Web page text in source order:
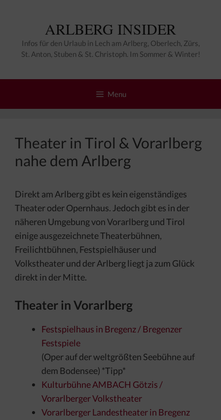
ARLBERG INSIDER
Infos für den Urlaub in Lech am Arlberg, Oberlech, Zürs,
St. Anton, Stuben & St. Christoph. Im Sommer & Winter!
Menu
Theater in Tirol & Vorarlberg
nahe dem Arlberg
Direkt am Arlberg gibt es kein eigenständiges
Theater oder Opernhaus. Jedoch gibt es in der
näheren Umgebung von Vorarlberg und Tirol
einige ausgezeichnete Theaterbühnen,
Freilichtbühnen, Festspielhäuser und
Volkstheater und der Arlberg liegt ja zum Glück
direkt in der Mitte.
Theater in Vorarlberg
Festspielhaus in Bregenz / Bregenzer
Festspiele
(Oper auf der weltgrößten Seebühne auf
dem Bodensee) *Tipp*
Kulturbühne AMBACH Götzis /
Vorarlberger Volkstheater
Vorarlberger Landestheater in Bregenz